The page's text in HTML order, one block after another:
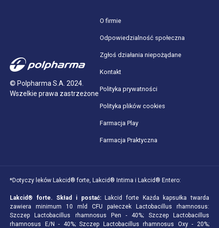
© Polpharma S.A. 2024.
Wszelkie prawa zastrzeżone
O firmie
Odpowiedzialność społeczna
Zgłoś działania niepożądane
Kontakt
Polityka prywatności
Polityka plików cookies
Farmacja Play
Farmacja Praktyczna
*Dotyczy leków Lakcid® forte, Lakcid® Intima i Lakcid® Entero:
Lakcid® forte. Skład i postać:Lakcid forte Każda kapsułka twarda
zawiera minimum 10 mld CFU pałeczek Lactobacillus rhamnosus:
Szczep Lactobacillus rhamnosus Pen - 40%; Szczep Lactobacillus
rhamnosus E/N - 40%; Szczep Lactobacillus rhamnosus Oxy - 20%;